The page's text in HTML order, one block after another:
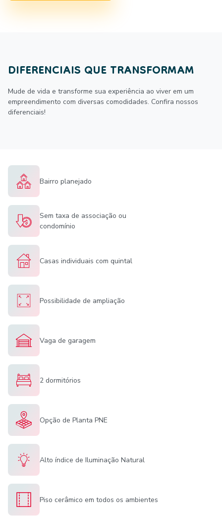
DIFERENCIAIS QUE TRANSFORMAM
Mude de vida e transforme sua experiência ao viver em um
empreendimento com diversas comodidades. Confira nossos
diferenciais!
Bairro planejado
Sem taxa de associação ou
condomínio
Casas individuais com quintal
Possibilidade de ampliação
Vaga de garagem
2 dormitórios
Opção de Planta PNE
Alto índice de Iluminação Natural
Piso cerâmico em todos os ambientes